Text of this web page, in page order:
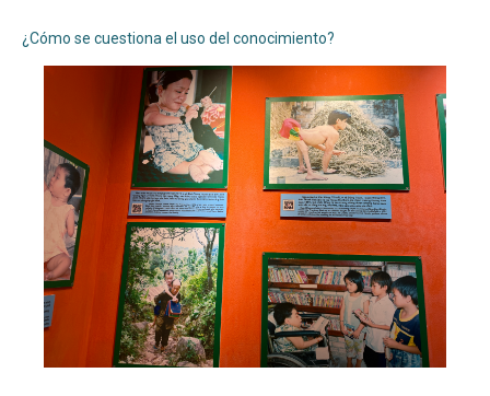
¿Cómo se cuestiona el uso del conocimiento?